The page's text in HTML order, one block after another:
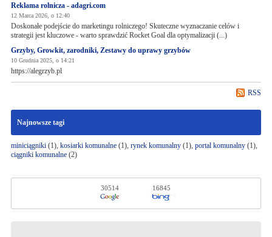
Reklama rolnicza - adagri.com
12 Marca 2026, o 12:40
Doskonałe podejście do marketingu rolniczego! Skuteczne wyznaczanie celów i
strategii jest kluczowe - warto sprawdzić Rocket Goal dla optymalizacji (...)
Grzyby, Growkit, zarodniki, Zestawy do uprawy grzybów
10 Grudnia 2025, o 14:21
https://alegrzyb.pl
RSS
Najnowsze tagi
miniciągniki(1), kosiarki komunalne(1), rynek komunalny(1), portal komunalny(1),
ciągniki komunalne(2)
30514 16845